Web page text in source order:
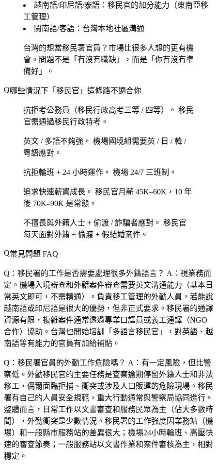
越南語/印尼語/泰語：移民官的加分能力（東南亞移
工管理）
閩南語/客語：台灣本地社區溝通
台灣的想當移民署官員？市場比很多人想的更有機
會。問題不是「有沒有職缺」，而是「你有沒有準
備好」。
哪些情況下「移民官」這條路不適合你
抗拒考公務員（移民行政高考三等 / 四等）。 移民
官需通過移民行政特考。
英文 / 多語不夠強。 機場國境組需要英 / 日 / 韓 /
粵語應對。
抗拒輪班 + 24 小時運作。 機場 24/7 三班制。
追求快速薪資成長。 移民官月薪 45K–60K，10 年
後 70K–90K 是常態。
不擅長與外籍人士 + 偷渡 / 詐騙者應對。 移民官
每天面對外籍 + 偷渡 + 假結婚案件。
常見問題 FAQ
Q：移民署的工作是否需要處理很多外籍語言？ A：視業務而
定。機場入境審查和外籍案件審查需要英文溝通能力（基本日
常英文即可，不需精通）。負責移工管理的外勤人員，若能說
越南語或印尼語是很大的優勢，但非正式要求。移民署的通譯
資源有限，複雜案件通常透過專業口譯員或義工通譯（NGO
合作）協助。台灣也開始培訓「多語言移民官」，對英語、越
南語等有能力的官員有加給補貼。
Q：移民署官員的外勤工作危險嗎？ A：有一定風險，但比警
察低。外勤移民官的主要任務是查察逾期停留外籍人士和非法
移工，偶爾面臨拒捕、衝突或涉及人口販運的危險現場。移民
署有自己的人員安全規範，重大行動通常與警察局協同進行。
整體而言，日常工作以文書審查和服務民眾為主（佔大多數時
間），外勤衝突是少數情況。移民署的工作強度因業務站（機
場）和一般縣市服務站的差異很大；機場24小時輪班、高壓快
速的審查節奏；一般服務站以文書作業和案件審核為主，相對
穩定。